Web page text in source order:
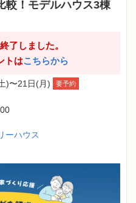
較！モデルハウス3棟
了しました。
トはこちらから
)〜21日(月) 要予約
ーハウス